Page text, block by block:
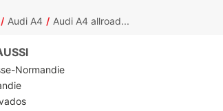
Audi A4 Audi A4 allroad...
Normandie